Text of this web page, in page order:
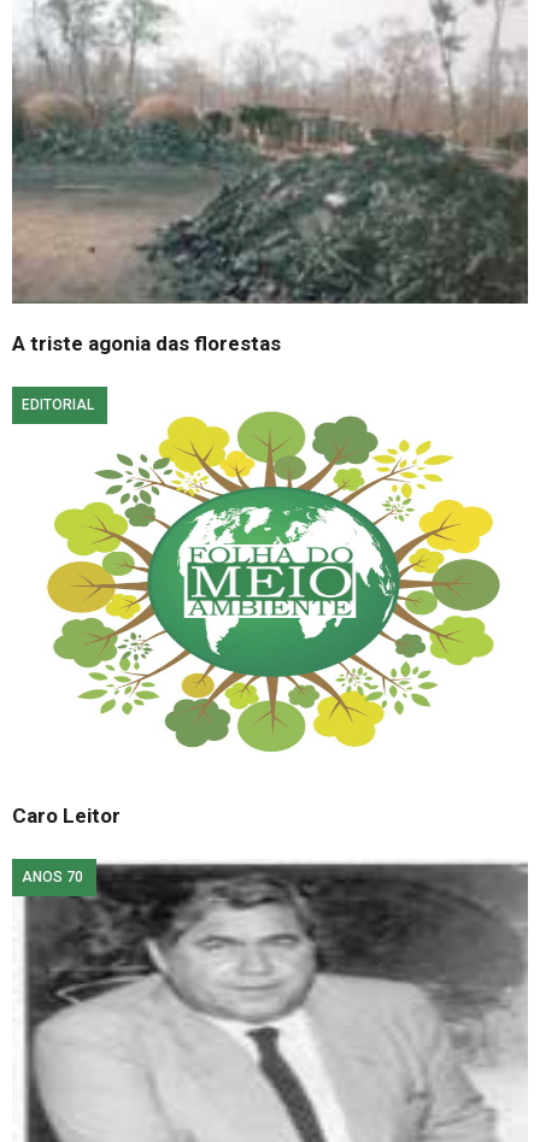
A triste agonia das florestas
EDITORIAL
Caro Leitor
ANOS 70